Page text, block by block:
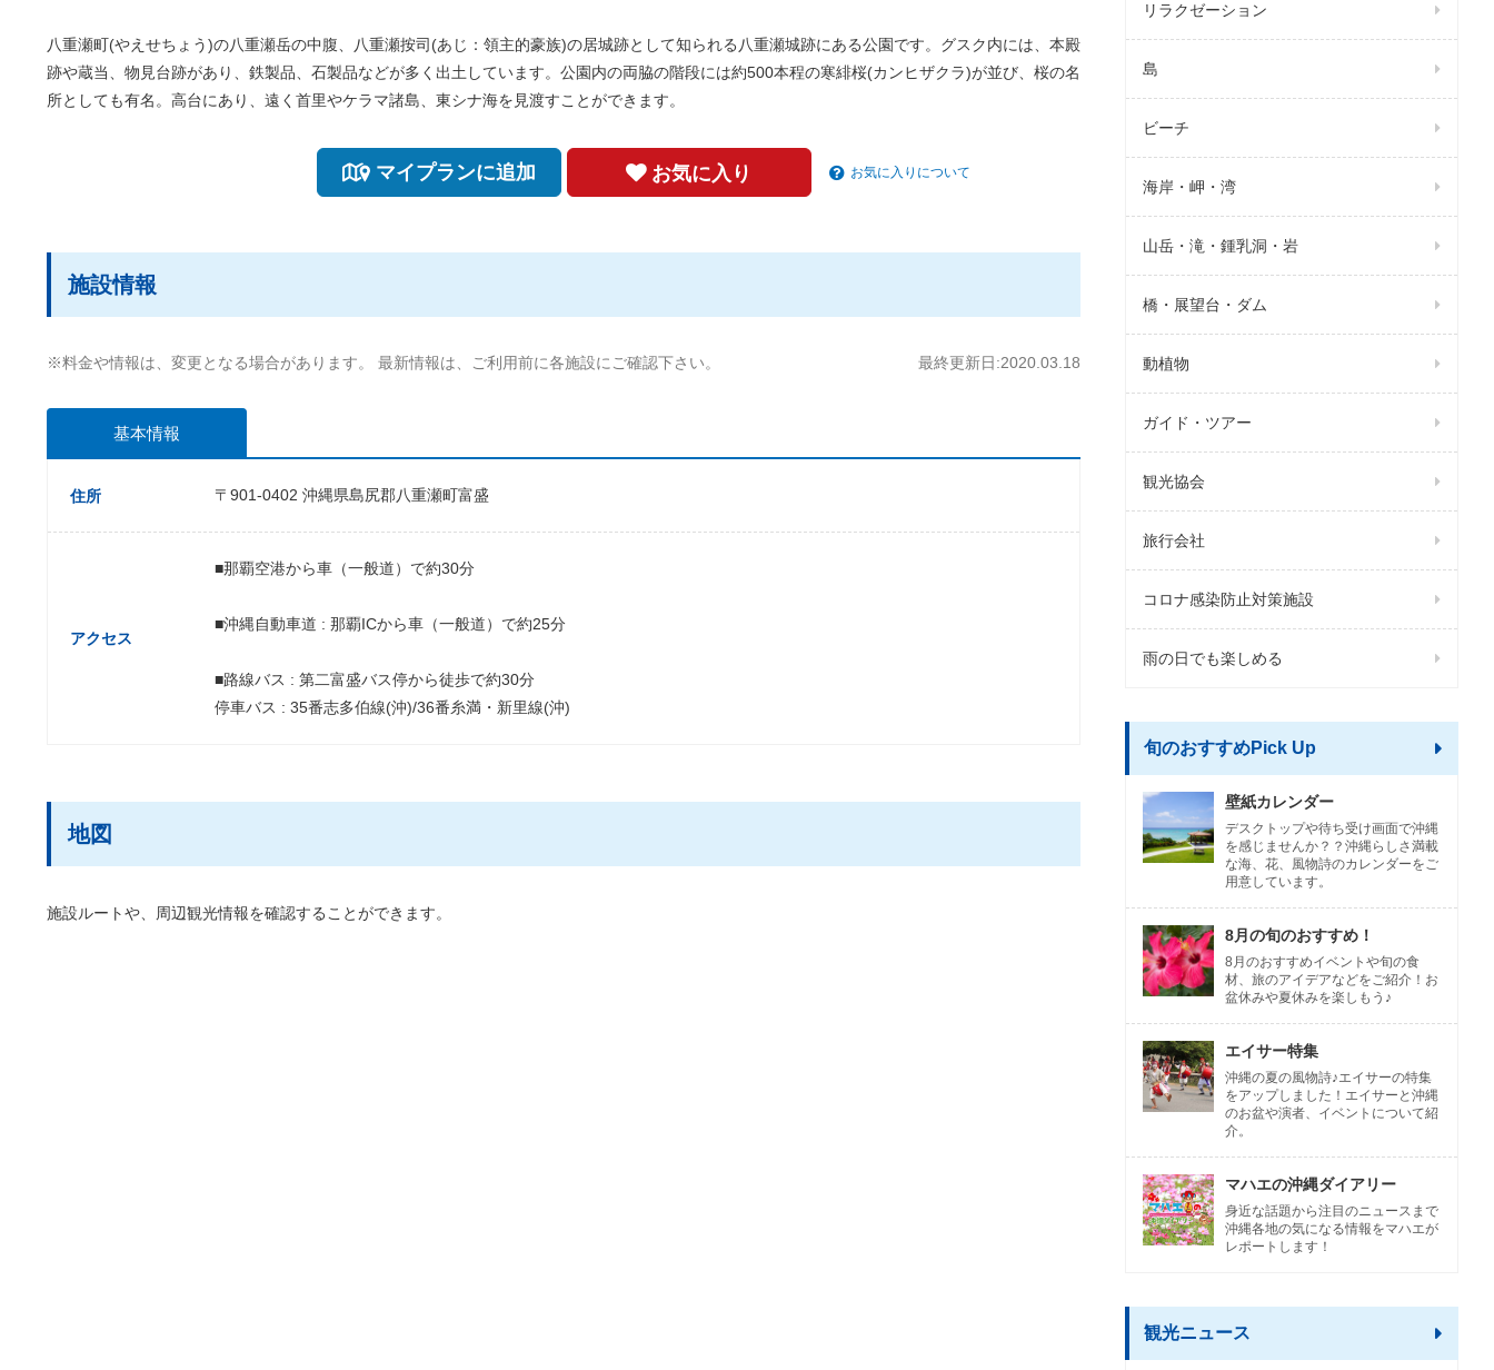
八重瀬町(やえせちょう)の八重瀬岳の中腹、八重瀬按司(あじ：領主的豪族)の居城跡として知られる八重瀬城跡にある公園です。グスク内には、本殿
跡や蔵当、物見台跡があり、鉄製品、石製品などが多く出土しています。公園内の両脇の階段には約500本程の寒緋桜(カンヒザクラ)が並び、桜の名
所としても有名。高台にあり、遠く首里やケラマ諸島、東シナ海を見渡すことができます。
マイプランに追加 お気に入り お気に入りについて
施設情報
※料金や情報は、変更となる場合があります。 最新情報は、ご利用前に各施設にご確認下さい。 最終更新日:2020.03.18
基本情報
住所 〒901-0402 沖縄県島尻郡八重瀬町富盛
アクセス
■那覇空港から車（一般道）で約30分
■沖縄自動車道 : 那覇ICから車（一般道）で約25分
■路線バス : 第二富盛バス停から徒歩で約30分
停車バス : 35番志多伯線(沖)/36番糸満・新里線(沖)
地図
施設ルートや、周辺観光情報を確認することができます。
リラクゼーション
島
ビーチ
海岸・岬・湾
山岳・滝・鍾乳洞・岩
橋・展望台・ダム
動植物
ガイド・ツアー
観光協会
旅行会社
コロナ感染防止対策施設
雨の日でも楽しめる
旬のおすすめPick Up
壁紙カレンダー
デスクトップや待ち受け画面で沖縄
を感じませんか？？沖縄らしさ満載
な海、花、風物詩のカレンダーをご
用意しています。
8月の旬のおすすめ！
8月のおすすめイベントや旬の食
材、旅のアイデアなどをご紹介！お
盆休みや夏休みを楽しもう♪
エイサー特集
沖縄の夏の風物詩♪エイサーの特集
をアップしました！エイサーと沖縄
のお盆や演者、イベントについて紹
介。
マハエの沖縄ダイアリー
身近な話題から注目のニュースまで
沖縄各地の気になる情報をマハエが
レポートします！
観光ニュース